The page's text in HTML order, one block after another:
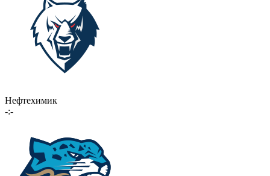
Нефтехимик
-:-